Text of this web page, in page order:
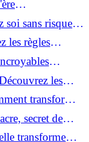
soi sans risque
sûrs!
les règles
les
transformer
secret de
transforme